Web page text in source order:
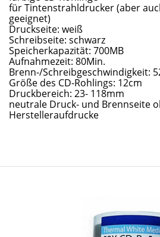
für Tintenstrahldrucker (aber
geeignet)
Druckseite: weiß
Schreibseite: schwarz
Speicherkapazität: 700MB
Aufnahmezeit: 80Min.
Brenn-/Schreibgeschwindigkeit:
Größe des CD-Rohlings: 12cm
Druckbereich: 23- 118mm
neutrale Druck- und Brennseite
Herstelleraufdrucke